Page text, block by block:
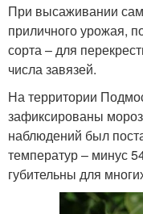
При высаживании
приличного урожая,
сорта – для
числа завязей.
На территории
зафиксированы
наблюдений был
температур – минус
губительны для